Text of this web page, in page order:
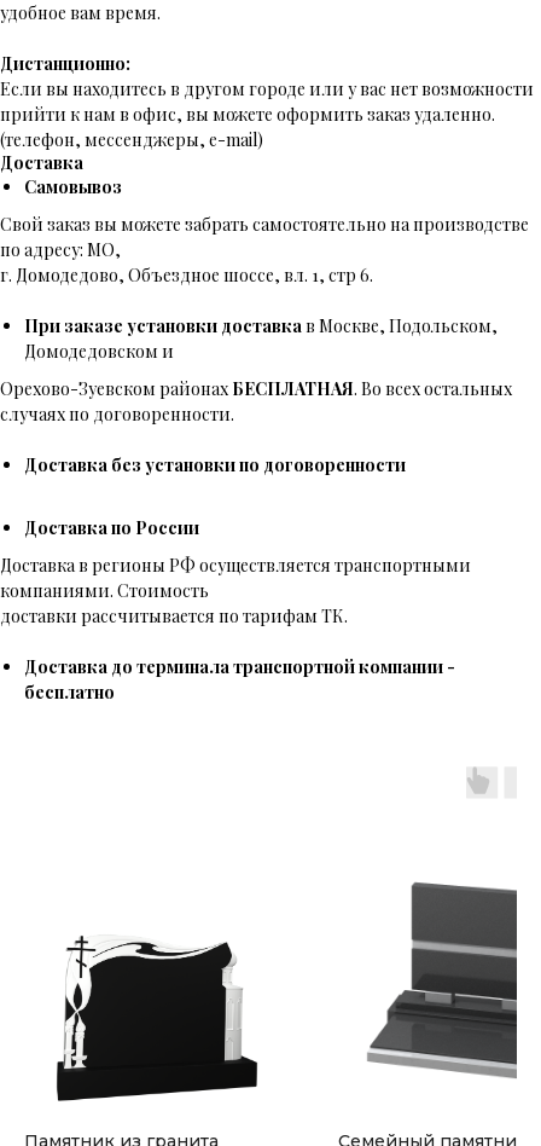
удобное вам время.
Дистанционно:
Если вы находитесь в другом городе или у вас нет возможности
прийти к нам в офис, вы можете оформить заказ удаленно.
(телефон, мессенджеры, e-mail)
Доставка
Самовывоз
Свой заказ вы можете забрать самостоятельно на производстве
по адресу: МО,
г. Домодедово, Объездное шоссе, вл. 1, стр 6.
При заказе установки доставкав Москве, Подольском,
Домодедовском и
Орехово-Зуевском районах БЕСПЛАТНАЯ. Во всех остальных
случаях по договоренности.
Доставка без установки по договоренности
Доставка по России
Доставка в регионы РФ осуществляется транспортными
компаниями. Стоимость
доставки рассчитывается по тарифам ТК.
Доставка до терминала транспортной компании -
бесплатно
Памятник из гранита Семейный памятник